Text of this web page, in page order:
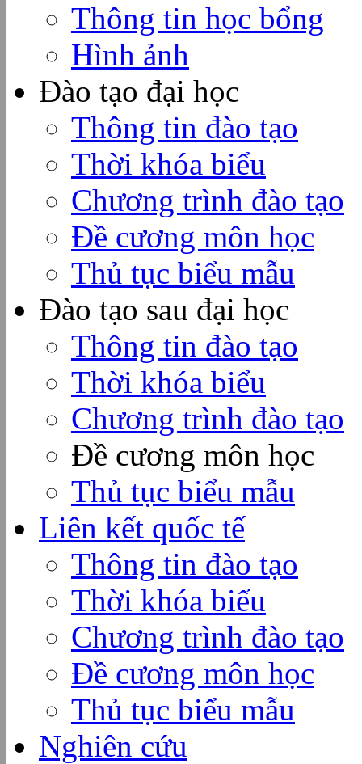
Thông tin học bổng
Hình ảnh
Đào tạo đại học
Thông tin đào tạo
Thời khóa biểu
Chương trình đào tạo
Đề cương môn học
Thủ tục biểu mẫu
Đào tạo sau đại học
Thông tin đào tạo
Thời khóa biểu
Chương trình đào tạo
Đề cương môn học
Thủ tục biểu mẫu
Liên kết quốc tế
Thông tin đào tạo
Thời khóa biểu
Chương trình đào tạo
Đề cương môn học
Thủ tục biểu mẫu
Nghiên cứu